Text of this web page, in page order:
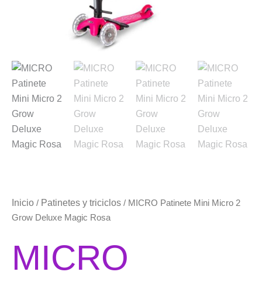
Inicio / Patinetes y triciclos / MICRO Patinete Mini Micro 2
Grow Deluxe Magic Rosa
MICRO